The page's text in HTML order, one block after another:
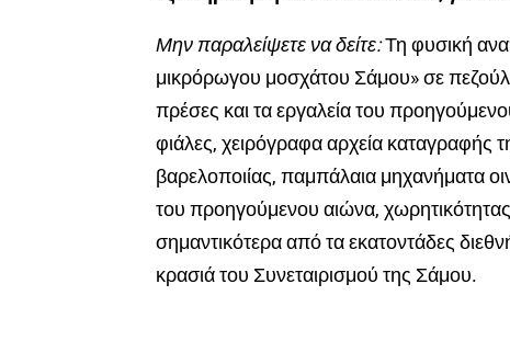
Μην παραλείψετε να δείτε:Τη φυσική
μικρόρωγου μοσχάτου Σάμου» σε
πρέσες και τα εργαλεία του
φιάλες, χειρόγραφα αρχεία καταγραφής
βαρελοποιίας, παμπάλαια μηχανήματα
του προηγούμενου αιώνα,
σημαντικότερα από τα εκατοντάδες
κρασιά του Συνεταιρισμού της Σάμου.